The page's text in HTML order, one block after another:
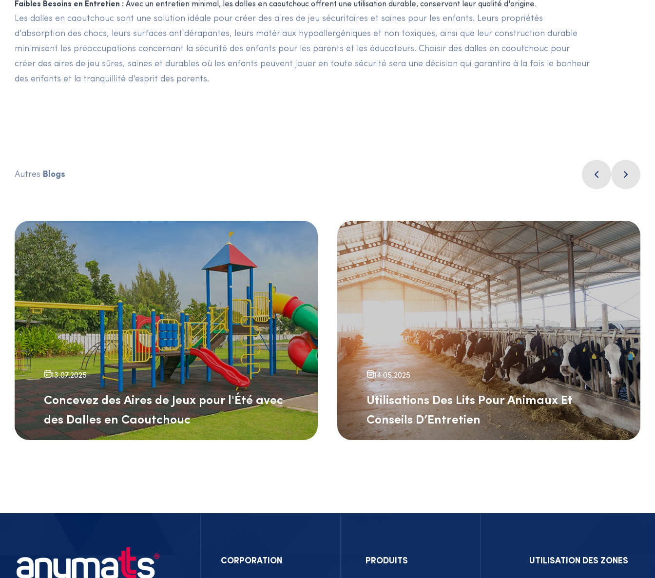
Faibles Besoins en Entretien : Avec un entretien minimal, les dalles en caoutchouc offrent une utilisation durable, conservant leur qualité d'origine.
Les dalles en caoutchouc sont une solution idéale pour créer des aires de jeu sécuritaires et saines pour les enfants. Leurs propriétés
d'absorption des chocs, leurs surfaces antidérapantes, leurs matériaux hypoallergéniques et non toxiques, ainsi que leur construction durable
minimisent les préoccupations concernant la sécurité des enfants pour les parents et les éducateurs. Choisir des dalles en caoutchouc pour
créer des aires de jeu sûres, saines et durables où les enfants peuvent jouer en toute sécurité sera une décision qui garantira à la fois le bonheur
des enfants et la tranquillité d'esprit des parents.
Autres Blogs
13.07.2025
Concevez des Aires de Jeux pour l'Été avec
des Dalles en Caoutchouc
are preferred by both children and parents.
14.05.2025
Utilisations Des Lits Pour Animaux Et
Conseils D’Entretien
CORPORATION PRODUITS UTILISATION DES ZONES